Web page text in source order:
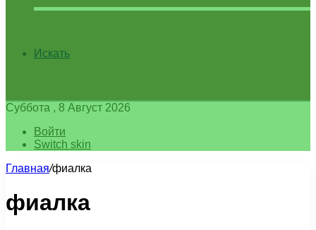
Искать
Суббота , 8 Август 2026
Войти
Switch skin
Главная/фиалка
фиалка